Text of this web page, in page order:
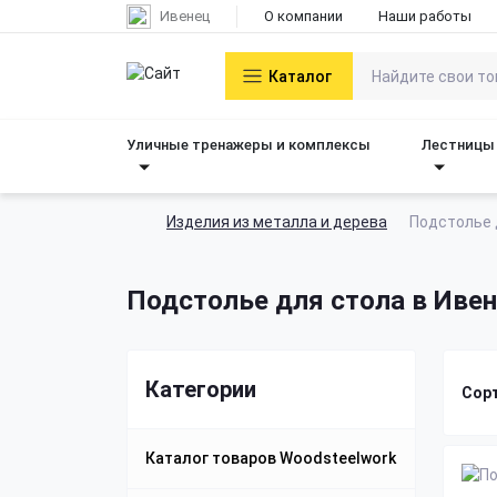
Ивенец О компании Наши работы
Каталог
Уличные тренажеры и комплексы Лестницы
Изделия из металла и дерева Подстолье
Подстолье для стола в
Категории
Каталог товаров Woodsteelwork